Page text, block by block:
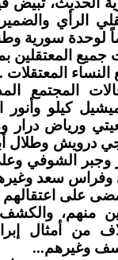
الرأي والضمير
لوحدة سورية
جميع المعتقلين
المعتقلات
المجتمع
كيلو وأنور
ورياض درار
درويش وطلال
الشوفي وعلي
سعد
مضى على
منهم،
من أمثال
وغيرهم...